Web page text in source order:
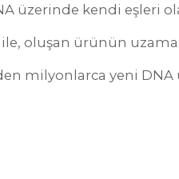
üzerinde kendi eşleri
oluşan ürünün
milyonlarca yeni